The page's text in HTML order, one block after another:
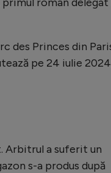
des Princes din
pe 24 iulie
Arbitrul a suferit un
s-a produs după